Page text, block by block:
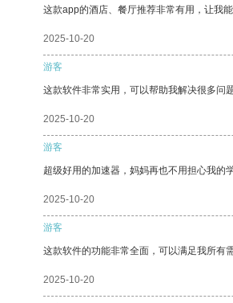
这款app的酒店、餐厅推荐非常有用，让我
2025-10-20
游客
这款软件非常实用，可以帮助我解决很多问题
2025-10-20
游客
超级好用的加速器，妈妈再也不用担心我的
2025-10-20
游客
这款软件的功能非常全面，可以满足我所有需
2025-10-20